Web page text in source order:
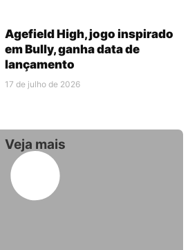
Agefield High, jogo inspirado
em Bully, ganha data de
lançamento
17 de julho de 2026
Veja mais